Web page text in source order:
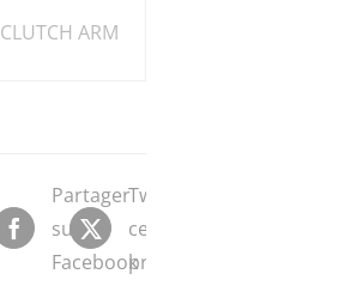
CLUTCH ARM
Partager
sur
Facebook
Tweeter
ce
produit